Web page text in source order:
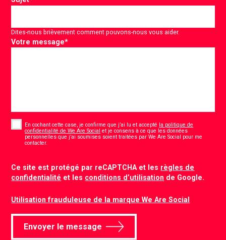
Dites-nous brièvement comment pouvons-nous vous aider.
Votre message*
En cochant cette case, je confirme que j’ai lu et accepté la politique de
confidentialité de We Are Social et je consens à ce que les données
personnelles que j’ai soumises soient traitées par We Are Social pour me
contacter.
Ce site est protégé par reCAPTCHA et les règles de
confidentialité et les conditions d’utilisation de Google.
Utilisation frauduleuse de la marque We Are Social
Envoyer le message